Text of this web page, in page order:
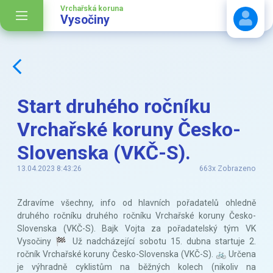
Vrchařská koruna
Vysočiny
Start druhého ročníku
Vrchařské koruny Česko-
Slovenska (VKČ-S).
13.04.2023 8:43:26 663x Zobrazeno
Zdravíme všechny, info od hlavních pořadatelů ohledně
druhého ročníku druhého ročníku Vrchařské koruny Česko-
Slovenska (VKČ-S). Bajk Vojta za pořadatelský tým VK
Vysočiny 🏁 Už nadcházející sobotu 15. dubna startuje 2.
ročník Vrchařské koruny Česko-Slovenska (VKČ-S). 🚲 Určena
je výhradně cyklistům na běžných kolech (nikoliv na